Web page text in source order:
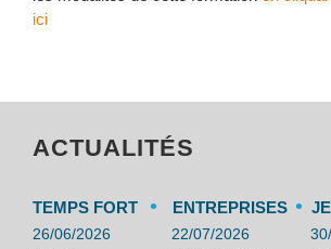
ici
ACTUALITÉS
TEMPS FORT •
26/06/2026
ENTREPRISES •
22/07/2026